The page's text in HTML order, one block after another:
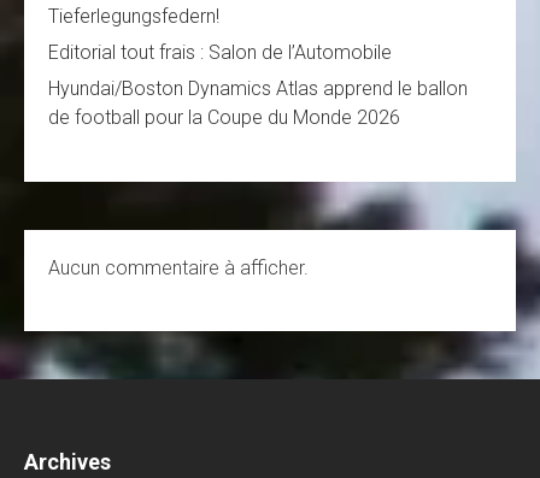
Tieferlegungsfedern!
Editorial tout frais : Salon de l’Automobile
Hyundai/Boston Dynamics Atlas apprend le ballon
de football pour la Coupe du Monde 2026
Aucun commentaire à afficher.
Archives